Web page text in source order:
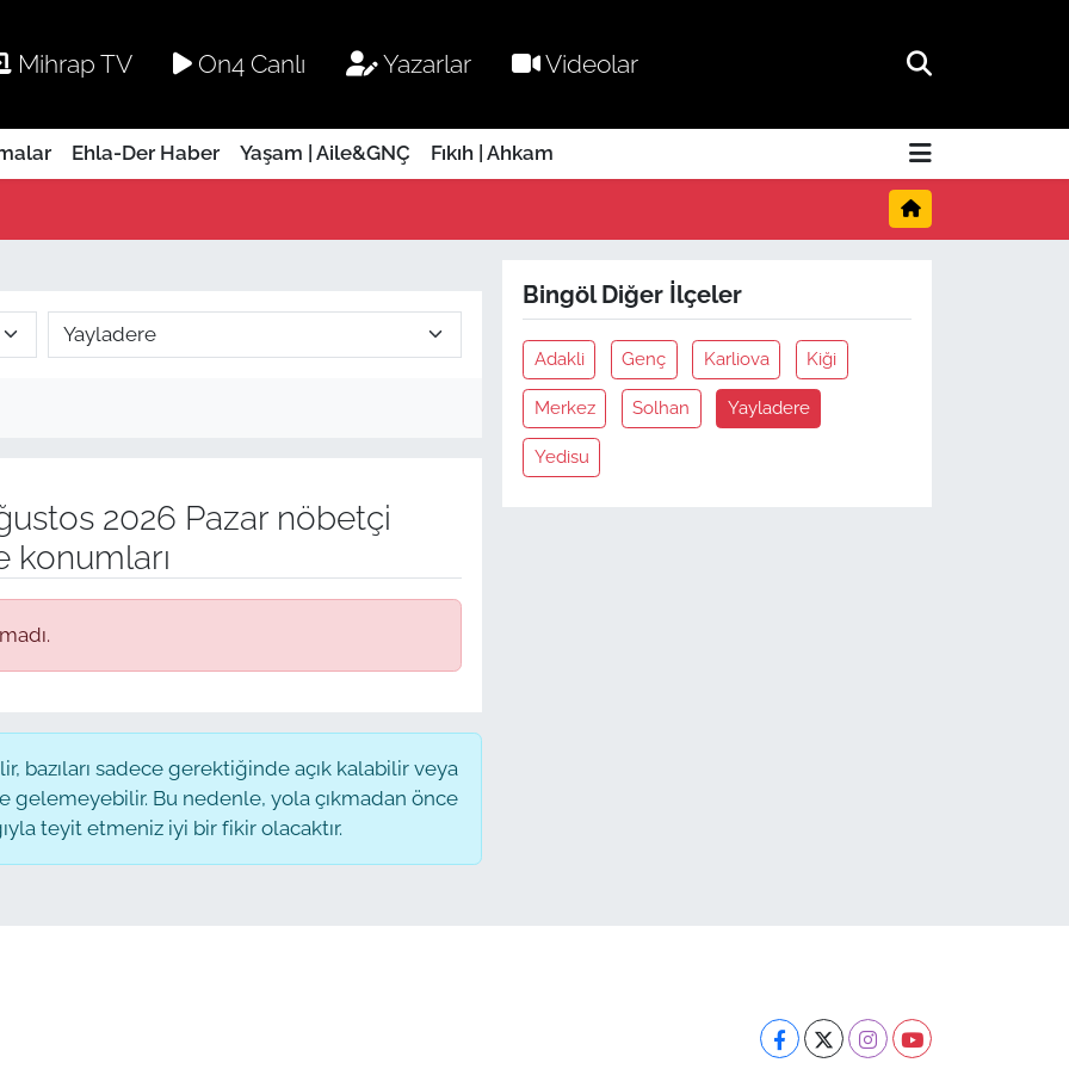
Mihrap TV On4 Canlı Yazarlar Videolar
Ehla-Der Haber Yaşam | Aile&GNÇ Fıkıh | Ahkam
2026 Pazar nöbetçi
konumları
bazıları sadece gerektiğinde açık kalabilir veya
Bu nedenle, yola çıkmadan önce
teyit etmeniz iyi bir fikir olacaktır.
Bingöl Diğer İlçeler
Adakli Genç Karliova Kiği
Merkez Solhan Yayladere
Yedisu